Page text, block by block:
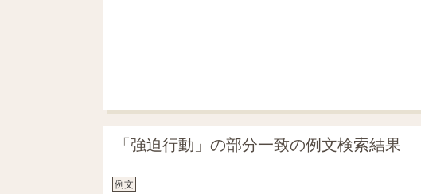
「強迫行動」の部分一致の例文検索結果
例文